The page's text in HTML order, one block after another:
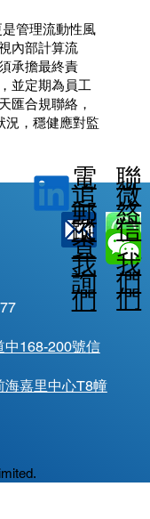
管理流動性風
內部計算流
承擔最終責
並定期為員工
匯合規聯絡，
況，穩健應對監
中168-200號信
海嘉里中心T8幢
電
郵
查
詢
追
蹤
我
們
聯
絡
我
們
微
信
我
們